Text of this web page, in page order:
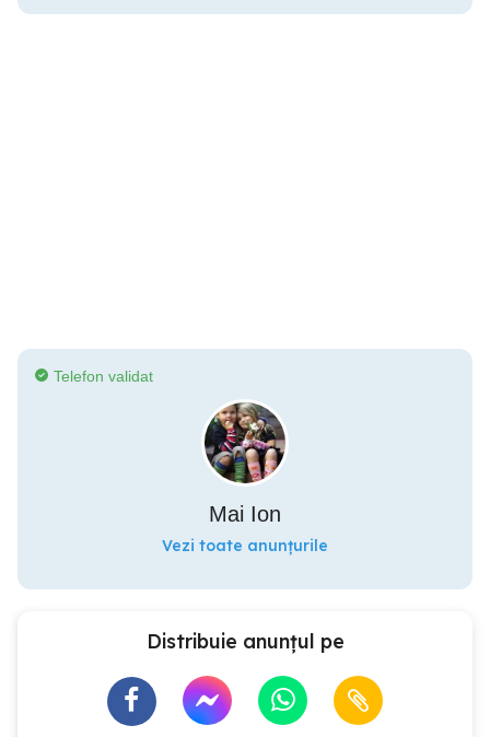
Telefon validat
Mai Ion
Vezi toate anunțurile
Distribuie anunțul pe